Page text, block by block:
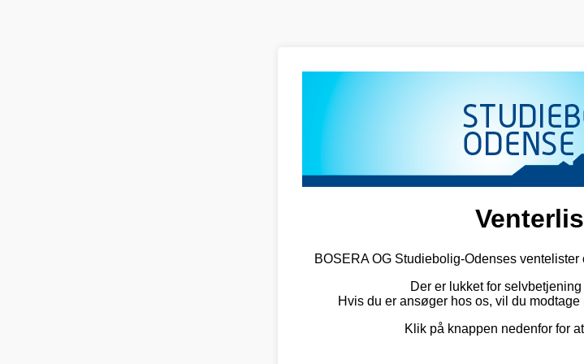
BOSERA OG Studiebolig-Odenses ventelister
Der er lukket for
Hvis du er ansøger hos os, vil du
Klik på knappen nedenfor for